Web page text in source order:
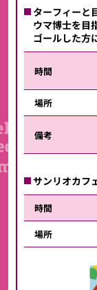
ターフィーと
ウマ博士を目
ゴールした方
時間
場所
備考
サンリオカフ
時間
場所